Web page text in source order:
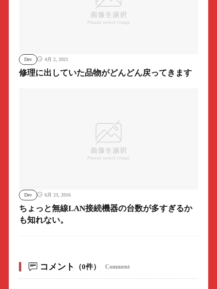
Dev 4月 2, 2021
修理に出していた品物がどんどん戻ってきます
Dev 6月 23, 2016
ちょっと無線LAN接続機器の台数が多すぎるか
も知れない。
コメント （0件） Comment